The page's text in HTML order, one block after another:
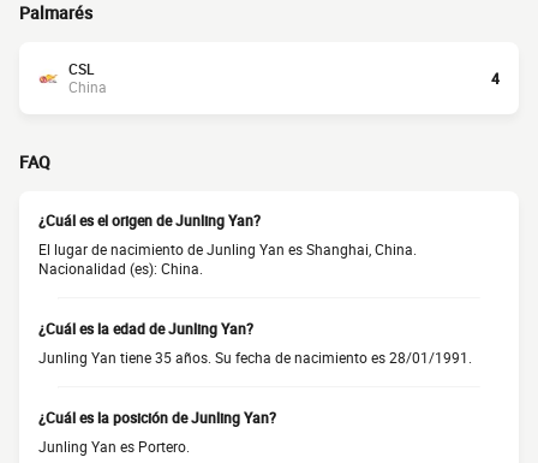
Palmarés
CSL
China
4
FAQ
¿Cuál es el origen de Junling Yan?
El lugar de nacimiento de Junling Yan es Shanghai, China.
Nacionalidad (es): China.
¿Cuál es la edad de Junling Yan?
Junling Yan tiene 35 años. Su fecha de nacimiento es 28/01/1991.
¿Cuál es la posición de Junling Yan?
Junling Yan es Portero.